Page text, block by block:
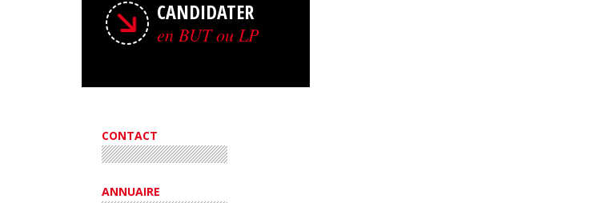
CANDIDATER
en BUT ou LP
CONTACT
ANNUAIRE